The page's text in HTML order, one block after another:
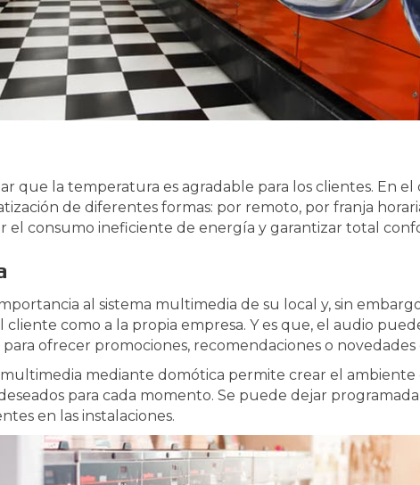
que la temperatura es agradable para los clientes. En el
de diferentes formas: por remoto, por franja
el consumo ineficiente de energía y garantizar total
al sistema multimedia de su local y, sin
como a la propia empresa. Y es que, el audio
ofrecer promociones, recomendaciones o
mediante domótica permite crear el ambiente
para cada momento. Se puede dejar
en las instalaciones.